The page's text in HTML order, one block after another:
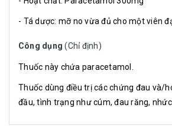
- Tá dược: mỡ no vừa đủ cho một viên
Công dụng (Chỉ định)
Thuốc này chứa paracetamol.
Thuốc dùng điều trị các chứng đau và/
đầu, tình trạng như cúm, đau răng, nhức